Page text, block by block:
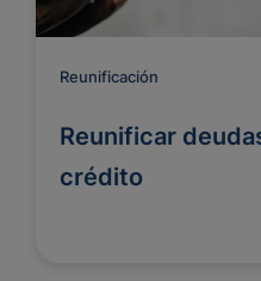
Reunificación
Reunificar
crédito